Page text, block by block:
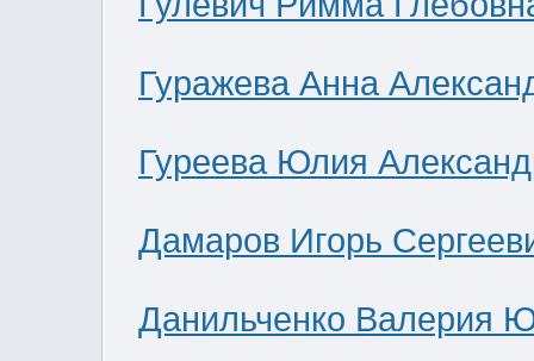
Гуражева Анна
Гуреева Юлия
Дамаров Игорь
Данильченко Валерия